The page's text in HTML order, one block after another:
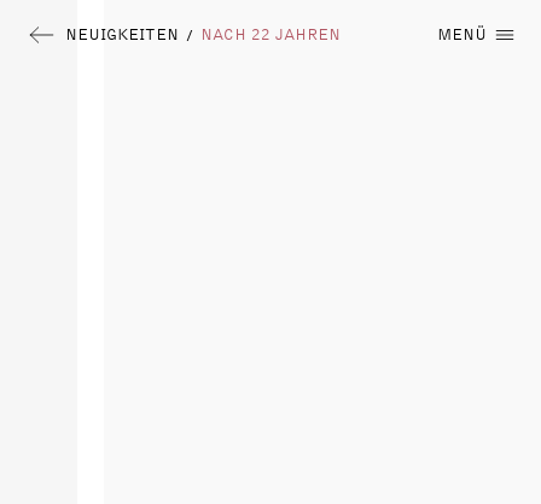
NEUIGKEITEN / NACH 22 JAHREN MENÜ